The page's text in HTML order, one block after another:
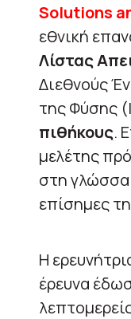
Solutions
εθνική
Λίστας
Διεθνούς
της Φύσης
πιθήκους.
μελέτης
στη γλώσσα
επίσημες
Η
έρευνα